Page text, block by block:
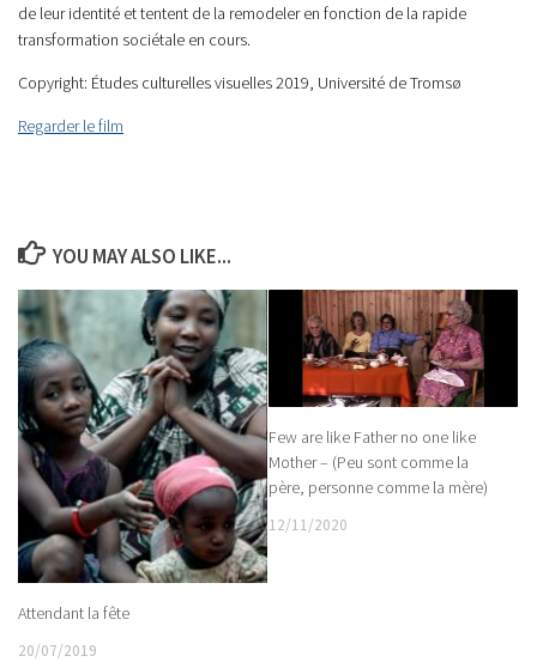
de leur identité et tentent de la remodeler en fonction de la rapide
transformation sociétale en cours.
Copyright: Études culturelles visuelles 2019, Université de Tromsø
Regarder le film
YOU MAY ALSO LIKE...
Attendant la fête
20/07/2019
Few are like Father no one like
Mother – (Peu sont comme la
père, personne comme la mère)
12/11/2020